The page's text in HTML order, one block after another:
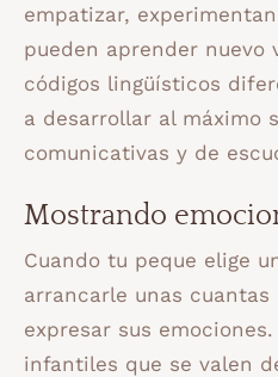
empatizar,
pueden aprender nuevo
códigos lingüísticos
a desarrollar al máximo
comunicativas y de
Mostrando
Cuando tu peque elige
arrancarle unas
expresar sus
infantiles que se valen